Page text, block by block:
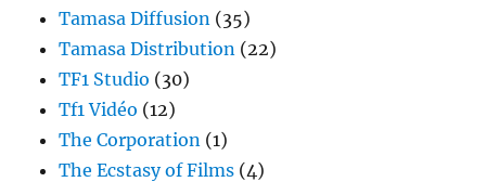
Tamasa Diffusion (35)
Tamasa Distribution (22)
TF1 Studio (30)
Tf1 Vidéo (12)
The Corporation (1)
The Ecstasy of Films (4)